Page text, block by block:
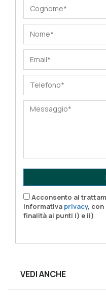
Acconsento al
informativa privacy,
finalità ai punti i) e ii)
VEDI ANCHE